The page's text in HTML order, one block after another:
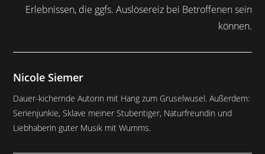
Erlebnissen, die ggfs. Auslösereiz bei Betroffenen sein
können.
Nicole Siemer
Dauer-kichernde Autorin mit Hang zum Gruselwusel. Außerdem:
Serienjunkie, Sklave meiner Stubentiger, Naturfreundin und
Liebhaberin guter Musik mit Wumms.